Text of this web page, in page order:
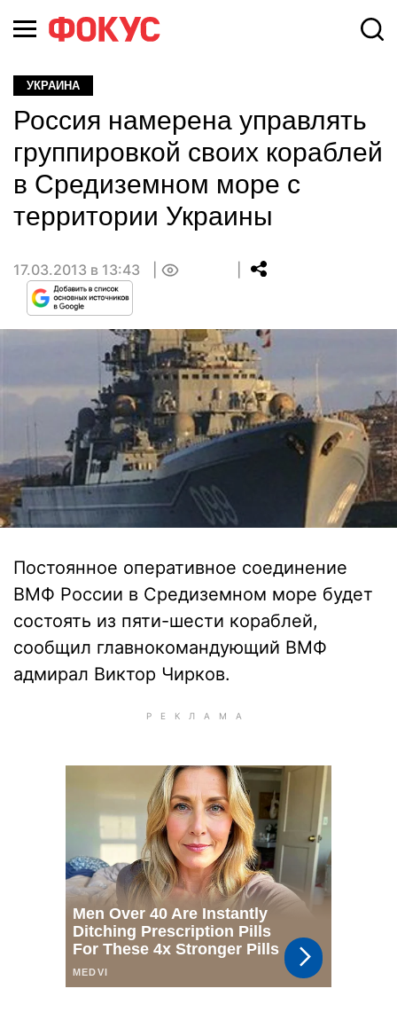
УКРАИНА
Россия намерена управлять
группировкой своих кораблей
в Средиземном море с
территории Украины
17.03.2013 в 13:43
Постоянное оперативное соединение
ВМФ России в Средиземном море будет
состоять из пяти-шести кораблей,
сообщил главнокомандующий ВМФ
адмирал Виктор Чирков.